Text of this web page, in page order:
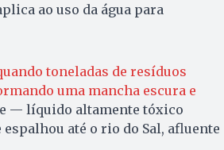
ao uso da água para
toneladas de resíduos
uma mancha escura e
— líquido altamente tóxico
até o rio do Sal, afluente